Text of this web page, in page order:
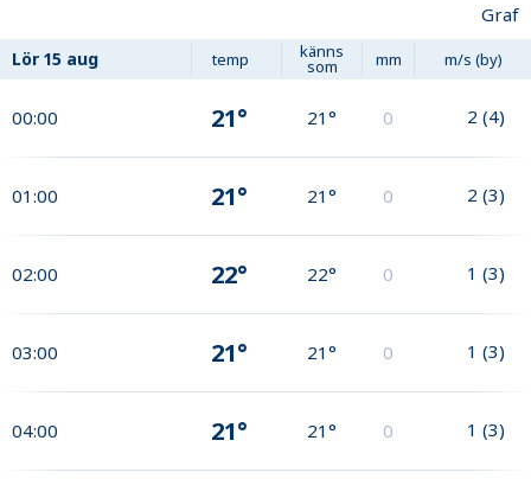
Graf
Lör 15 aug temp känns
som mm m/s (by)
00:00 21° 21° 0 2 (4)
01:00 21° 21° 0 2 (3)
02:00 22° 22° 0 1 (3)
03:00 21° 21° 0 1 (3)
04:00 21° 21° 0 1 (3)